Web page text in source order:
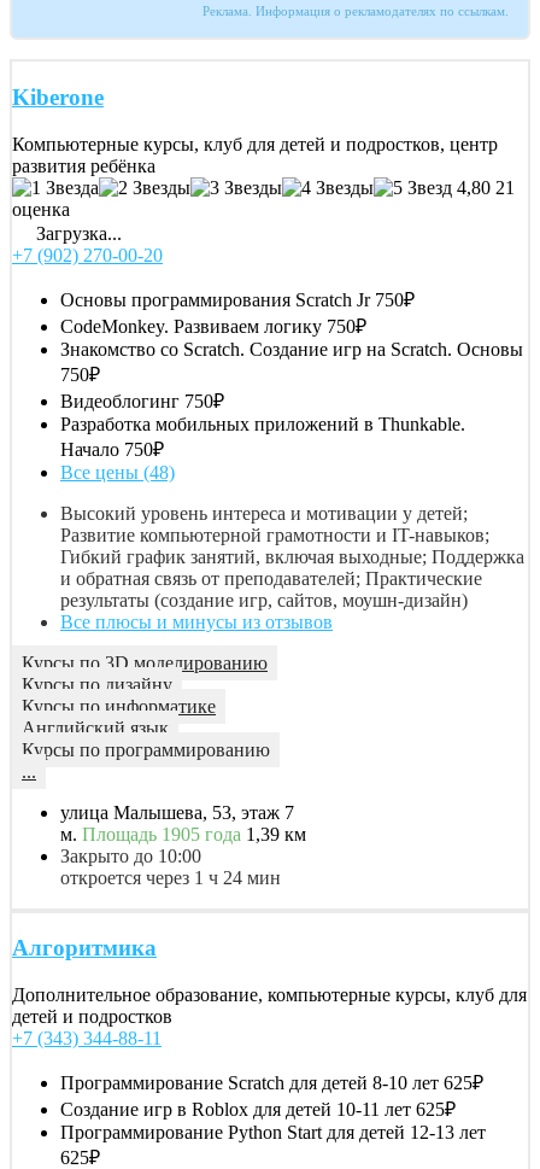
Реклама. Информация о рекламодателях по ссылкам.
Kiberone
Компьютерные курсы, клуб для детей и подростков, центр
развития ребёнка
4,80 21
оценка
Загрузка...
+7 (902) 270-00-20
Основы программирования Scratch Jr 750₽
CodeMonkey. Развиваем логику 750₽
Знакомство со Scratch. Создание игр на Scratch. Основы
750₽
Видеоблогинг 750₽
Разработка мобильных приложений в Thunkable.
Начало 750₽
Все цены (48)
Высокий уровень интереса и мотивации у детей;
Развитие компьютерной грамотности и IT-навыков;
Гибкий график занятий, включая выходные; Поддержка
и обратная связь от преподавателей; Практические
результаты (создание игр, сайтов, моушн-дизайн)
Все плюсы и минусы из отзывов
Курсы по 3D моделированию
Курсы по дизайну
Курсы по информатике
Английский язык
Курсы по программированию
...
улица Малышева, 53, этаж 7
м. Площадь 1905 года 1,39 км
Закрыто до 10:00
откроется через 1 ч 24 мин
Алгоритмика
Дополнительное образование, компьютерные курсы, клуб для
детей и подростков
+7 (343) 344-88-11
Программирование Scratch для детей 8-10 лет 625₽
Создание игр в Roblox для детей 10-11 лет 625₽
Программирование Python Start для детей 12-13 лет
625₽